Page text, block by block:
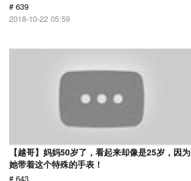
# 639
2018-10-22 05:59
【越哥】妈妈50岁了，看起来却像是25岁，因为
她带着这个特殊的手表！
# 643